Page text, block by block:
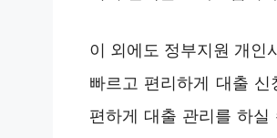
이 외에도 정부지원 개인
빠르고 편리하게 대출
편하게 대출 관리를 하